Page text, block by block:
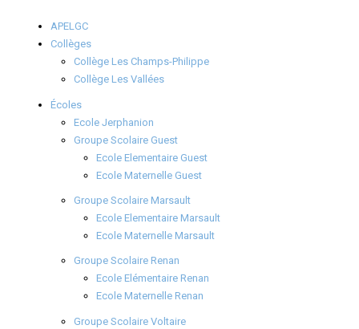
APELGC
Collèges
Collège Les Champs-Philippe
Collège Les Vallées
Écoles
Ecole Jerphanion
Groupe Scolaire Guest
Ecole Elementaire Guest
Ecole Maternelle Guest
Groupe Scolaire Marsault
Ecole Elementaire Marsault
Ecole Maternelle Marsault
Groupe Scolaire Renan
Ecole Elémentaire Renan
Ecole Maternelle Renan
Groupe Scolaire Voltaire